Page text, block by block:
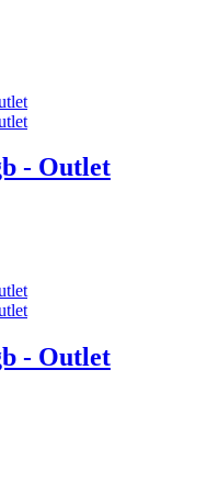
- Outlet
- Outlet